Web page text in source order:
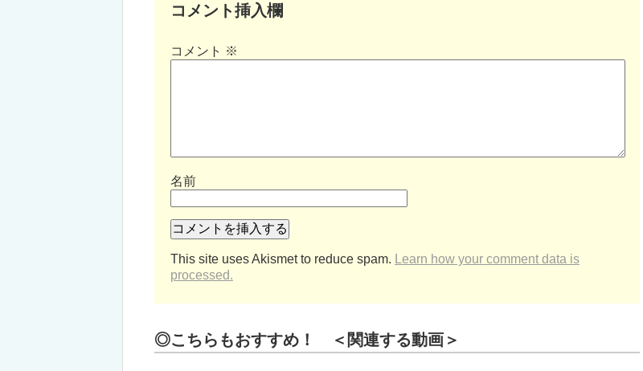
コメント挿入欄
コメント ※
名前
This site uses Akismet to reduce spam.
Learn how your comment data is
processed.
◎こちらもおすすめ！ ＜関連する動画＞